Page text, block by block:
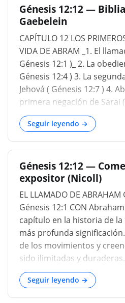
pensamos: "Pero soy tan
estropeado tantas veces,
hacerlo". Es bueno saber
perfecto ni su fe era
que no tienes que ser
que ser perfecta para que
Entonces Dios dijo: "Aléjate
llevó a su padre con él
Detenerse en Harán fue
Génesis 12:12 —
Gaebelein
CAPÍTULO 12 LOS
VIDA DE ABRAM _1. El
Génesis 12:1 )_ 2. La
Génesis 12:4 ) 3. La
Jehová ( Génesis 12:7 ) 4.
primera negación de Sarai
Llegamos ahora a un
abrahámico. Marca el
maravillosa carrera, la
pueblo de Israel. El
menciona 74 veces en el
Cuán estrechamente está
con la doctrina del Nuevo
puede aprender
Seguir leyendo →
Génesis 12:12 —
expositor (Nicoll)
EL LLAMADO DE
Génesis 12:1 CON
capítulo en la historia de
más profunda
de los movimientos y
sido ilimitadas y
sucesivo ha sido
embargo, hay en su vida
una ausencia total de
Seguir leyendo →